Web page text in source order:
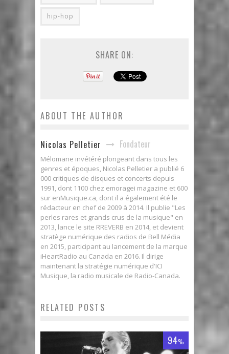
hip-hop
SHARE ON:
ABOUT THE AUTHOR
Nicolas Pelletier Fondateur
Mélomane invétéré plongeant dans tous les
genres et époques, Nicolas Pelletier a publié 6
000 critiques de disques et concerts depuis
1991, dont 1100 chez emoragei magazine et 600
sur enMusique.ca, dont il a également été le
rédacteur en chef de 2009 à 2014. Il publie "Les
perles rares et grands crus de la musique" en
2013, lance le site RREVERB en 2014, et devient
stratège numérique des radios de Bell Média
en 2015, participant au lancement de la marque
iHeartRadio au Canada en 2016. Il dirige
maintenant la stratégie numérique d'ICI
Musique, la radio musicale de Radio-Canada.
RELATED POSTS
94%